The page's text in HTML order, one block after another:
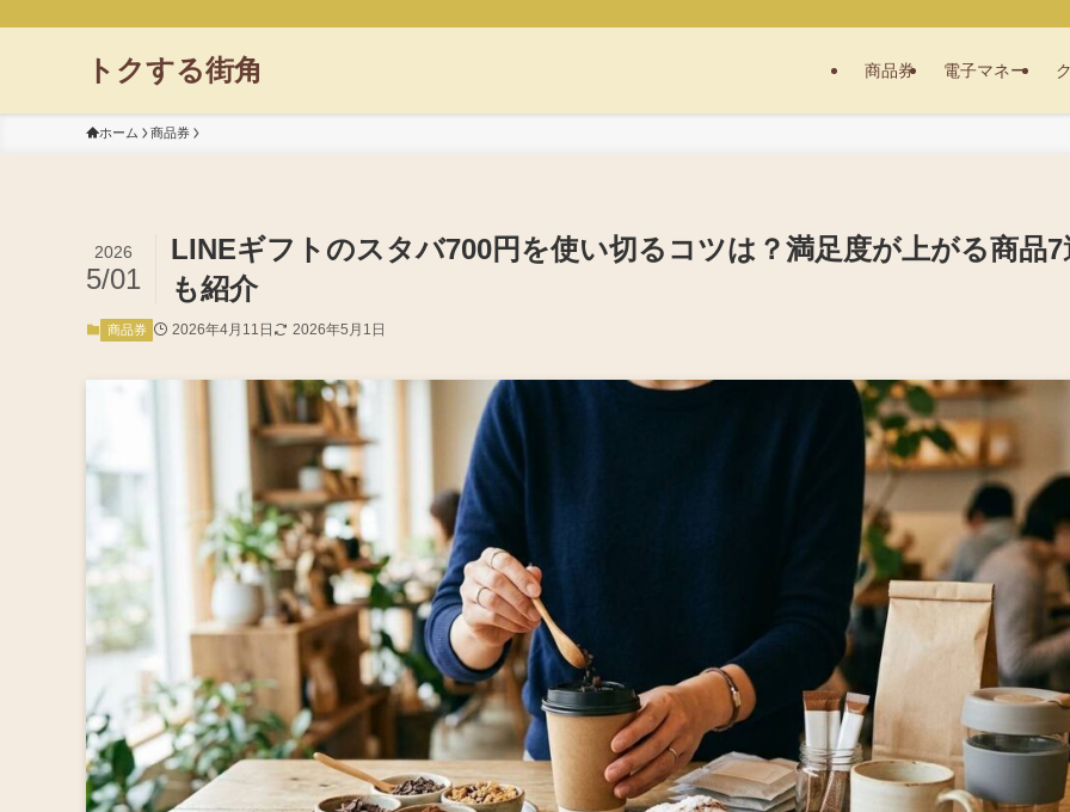
トクする街角 商品券 電子マネー
ホーム 商品券
LINEギフトのスタバ700円を使い切るコツは？満足度が上がる商品7
も紹介
2026
5/01
商品券 2026年4月11日 2026年5月1日